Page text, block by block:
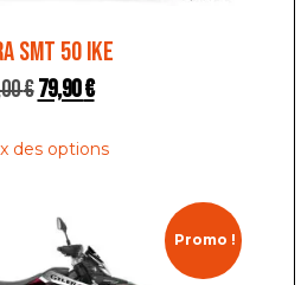
SMT 50 IKE
€79,90€
des options
Promo !